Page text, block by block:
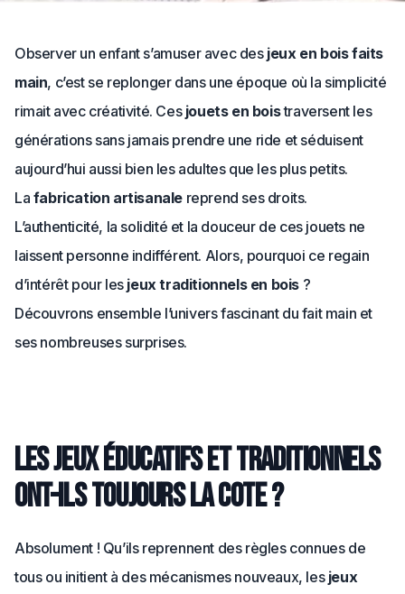
Observer un enfant s’amuser avec des jeux en bois faits
main, c’est se replonger dans une époque où la simplicité
rimait avec créativité. Ces jouets en boistraversent les
générations sans jamais prendre une ride et séduisent
aujourd’hui aussi bien les adultes que les plus petits.
La fabrication artisanale reprend ses droits.
L’authenticité, la solidité et la douceur de ces jouets ne
laissent personne indifférent. Alors, pourquoi ce regain
d’intérêt pour les jeux traditionnels en bois ?
Découvrons ensemble l’univers fascinant du fait main et
ses nombreuses surprises.
Les jeux éducatifs et traditionnels
ont-ils toujours la cote ?
Absolument ! Qu’ils reprennent des règles connues de
tous ou initient à des mécanismes nouveaux, les jeux